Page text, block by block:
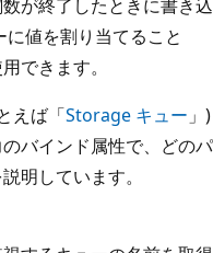
が終了したときに書き込
値を割り当てること
できます。
えば「Storage キュー 」)
バインド属性で、どのパ
明しています。